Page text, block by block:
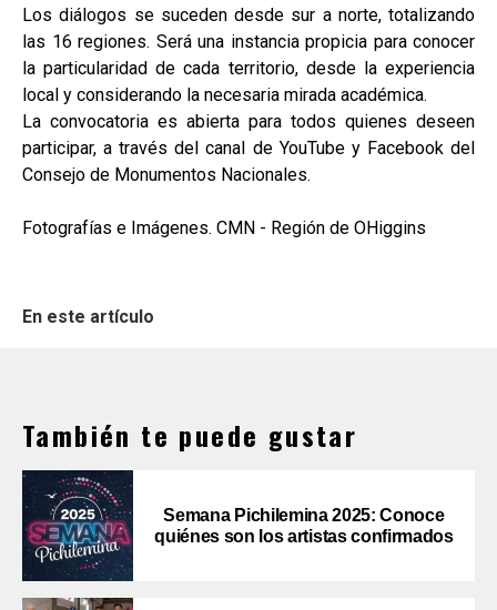
Los diálogos se suceden desde sur a norte, totalizando
las 16 regiones. Será una instancia propicia para conocer
la particularidad de cada territorio, desde la experiencia
local y considerando la necesaria mirada académica.
La convocatoria es abierta para todos quienes deseen
participar, a través del canal de YouTube y Facebook del
Consejo de Monumentos Nacionales.
Fotografías e Imágenes. CMN - Región de OHiggins
En este artículo
También te puede gustar
Semana Pichilemina 2025: Conoce
quiénes son los artistas confirmados